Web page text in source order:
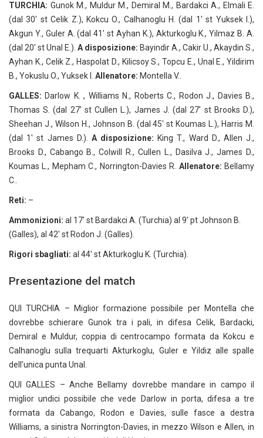
TURCHIA: Gunok M., Muldur M., Demiral M., Bardakci A., Elmali E.
(dal 30′ st Celik Z.), Kokcu O., Calhanoglu H. (dal 1′ st Yuksek I.),
Akgun Y., Guler A. (dal 41′ st Ayhan K.), Akturkoglu K., Yilmaz B. A.
(dal 20′ st Unal E.). A disposizione: Bayindir A., Cakir U., Akaydin S.,
Ayhan K., Celik Z., Haspolat D., Kilicsoy S., Topcu E., Unal E., Yildirim
B., Yokuslu O., Yuksek I. Allenatore: Montella V..
GALLES: Darlow K. , Williams N., Roberts C., Rodon J., Davies B.,
Thomas S. (dal 27′ st Cullen L.), James J. (dal 27′ st Brooks D.),
Sheehan J., Wilson H., Johnson B. (dal 45′ st Koumas L.), Harris M.
(dal 1′ st James D.). A disposizione: King T., Ward D., Allen J.,
Brooks D., Cabango B., Colwill R., Cullen L., Dasilva J., James D.,
Koumas L., Mepham C., Norrington-Davies R. Allenatore: Bellamy
C..
Reti: –
Ammonizioni: al 17′ st Bardakci A. (Turchia) al 9′ pt Johnson B.
(Galles), al 42′ st Rodon J. (Galles).
Rigori sbagliati: al 44′ st Akturkoglu K. (Turchia).
Presentazione del match
QUI TURCHIA – Miglior formazione possibile per Montella che
dovrebbe schierare Gunok tra i pali, in difesa Celik, Bardacki,
Demiral e Muldur, coppia di centrocampo formata da Kokcu e
Calhanoglu sulla trequarti Akturkoglu, Guler e Yildiz alle spalle
dell’unica punta Unal.
QUI GALLES – Anche Bellamy dovrebbe mandare in campo il
miglior undici possibile che vede Darlow in porta, difesa a tre
formata da Cabango, Rodon e Davies, sulle fasce a destra
Williams, a sinistra Norrington-Davies, in mezzo Wilson e Allen, in